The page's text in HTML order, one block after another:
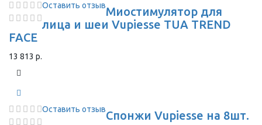
Оставить отзывМиостимулятор для
лица и шеи Vupiesse TUA TREND
FACE
13 813 р.
Оставить отзывСпонжи Vupiesse на 8шт.